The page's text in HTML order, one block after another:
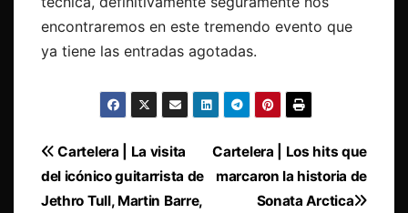
encontraremos en este tremendo evento que
ya tiene las entradas agotadas.
Navegación
de
Cartelera | Los hits que
marcaron la historia de
Sonata Arctica
Cartelera | La visita
del icónico guitarrista de
Jethro Tull, Martin Barre,